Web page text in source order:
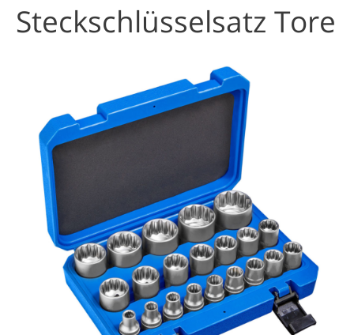
Steckschlüsselsatz Tore